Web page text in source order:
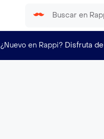
¿Nuevo en Rappi? Disfruta de